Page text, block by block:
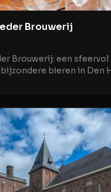
Brouwerij
Brouwerij: een sfeervol
bieren in Den